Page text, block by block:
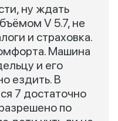
ну ждать
V 5.7, не
и страховка.
Машина
и его
ездить. В
7 достаточно
по